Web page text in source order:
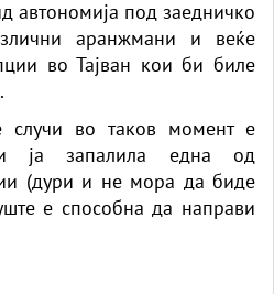
автономија под заедничко
аранжмани и веќе
во Тајван кои би биле
во таков момент е
ја запалила една од
(дури и не мора да биде
е способна да направи